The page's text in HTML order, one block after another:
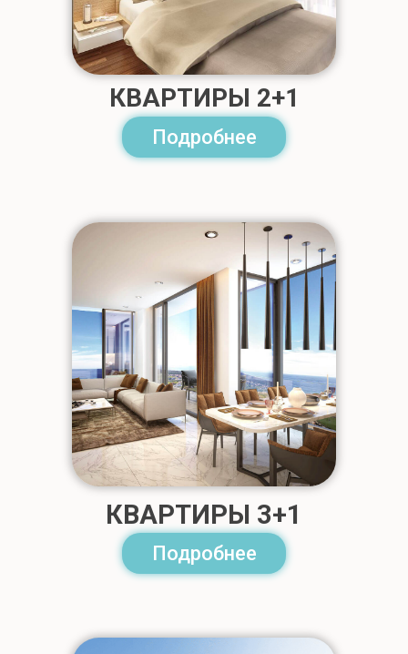
КВАРТИРЫ 2+1
Подробнее
КВАРТИРЫ 3+1
Подробнее